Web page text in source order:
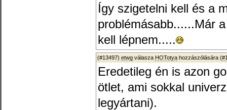
Így szigetelni kell és a
problémásabb......Már
kell lépnem.....
(#13497) etwg válasza HOTotya hozzászólására (
Eredetileg én is azon
ötlet, ami sokkal
legyártani).